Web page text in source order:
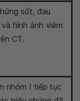
sốt, đau
hình ảnh viêm
CT.
nhóm I tiếp tục